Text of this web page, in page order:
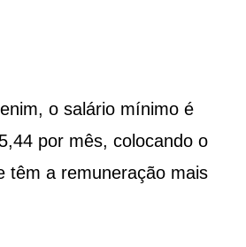
o salário mínimo é
por mês, colocando o
têm a remuneração mais